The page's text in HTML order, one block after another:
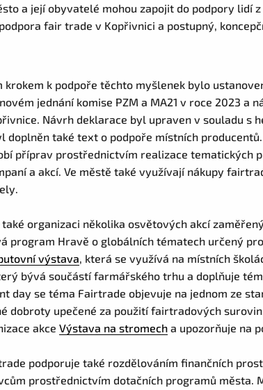
a její obyvatelé mohou zapojit do podpory lidí
fair trade v Kopřivnici a postupný,
krokem k podpoře těchto myšlenek bylo
jednání komise PZM a MA21 v roce 2023 a
Návrh deklarace byl upraven v souladu s
doplněn také text o podpoře místních
příprav prostřednictvím realizace tematických
a akcí. Ve městě také využívají nákupy
organizaci několika osvětových akcí
program Hravě o globálních tématech určený
výstava, která se využívá na místních
bývá součástí farmářského trhu a doplňuje
day se téma Fairtrade objevuje na jednom ze
dobroty upečené za použití fairtradových
akceVýstava na stromech a upozorňuje na
podporuje také rozdělováním finančních
prostřednictvím dotačních programů města.